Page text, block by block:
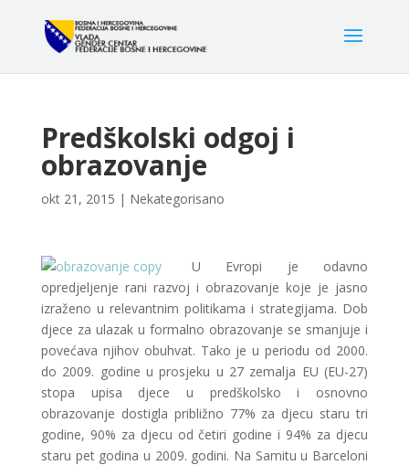
Predškolski odgoj i
obrazovanje
okt 21, 2015 | Nekategorisano
U Evropi je odavno
opredjeljenje rani razvoj i obrazovanje koje je jasno
izraženo u relevantnim politikama i strategijama. Dob
djece za ulazak u formalno obrazovanje se smanjuje i
povećava njihov obuhvat. Tako je u periodu od 2000.
do 2009. godine u prosjeku u 27 zemalja EU (EU-27)
stopa upisa djece u predškolsko i osnovno
obrazovanje dostigla približno 77% za djecu staru tri
godine, 90% za djecu od četiri godine i 94% za djecu
staru pet godina u 2009. godini. Na Samitu u Barceloni